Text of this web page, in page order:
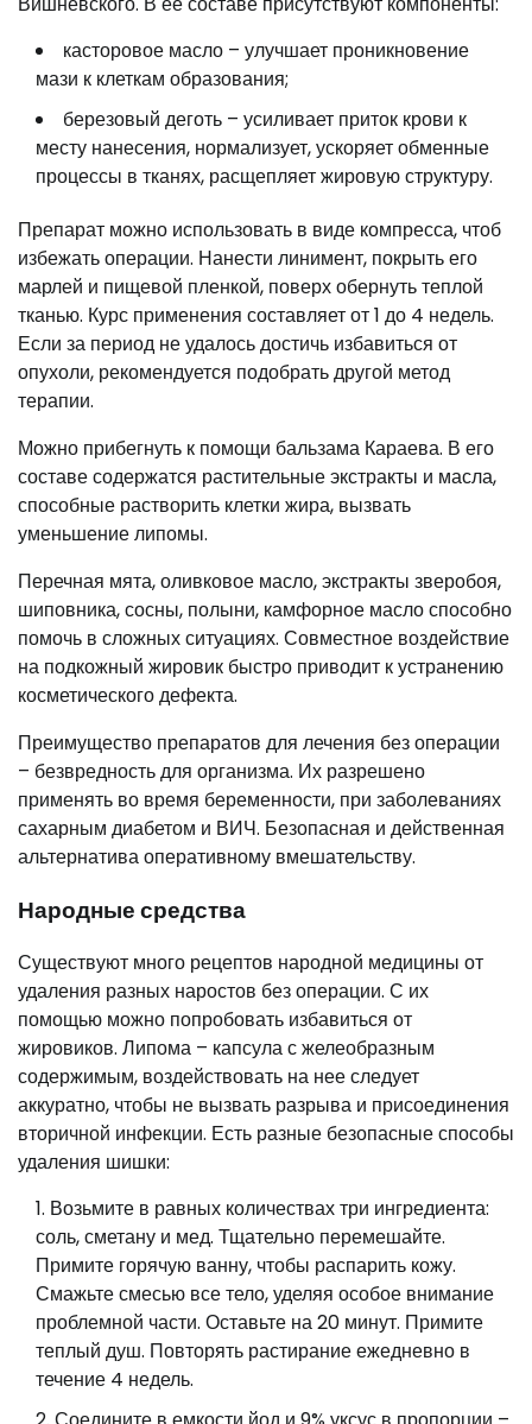
касторовое масло – улучшает проникновение
мази к клеткам образования;
березовый деготь – усиливает приток крови к
месту нанесения, нормализует, ускоряет обменные
процессы в тканях, расщепляет жировую структуру.
Препарат можно использовать в виде компресса, чтоб
избежать операции. Нанести линимент, покрыть его
марлей и пищевой пленкой, поверх обернуть теплой
тканью. Курс применения составляет от 1 до 4 недель.
Если за период не удалось достичь избавиться от
опухоли, рекомендуется подобрать другой метод
терапии.
Можно прибегнуть к помощи бальзама Караева. В его
составе содержатся растительные экстракты и масла,
способные растворить клетки жира, вызвать
уменьшение липомы.
Перечная мята, оливковое масло, экстракты зверобоя,
шиповника, сосны, полыни, камфорное масло способно
помочь в сложных ситуациях. Совместное воздействие
на подкожный жировик быстро приводит к устранению
косметического дефекта.
Преимущество препаратов для лечения без операции
– безвредность для организма. Их разрешено
применять во время беременности, при заболеваниях
сахарным диабетом и ВИЧ. Безопасная и действенная
альтернатива оперативному вмешательству.
Народные средства
Существуют много рецептов народной медицины от
удаления разных наростов без операции. С их
помощью можно попробовать избавиться от
жировиков. Липома – капсула с желеобразным
содержимым, воздействовать на нее следует
аккуратно, чтобы не вызвать разрыва и присоединения
вторичной инфекции. Есть разные безопасные способы
удаления шишки:
Возьмите в равных количествах три ингредиента:
соль, сметану и мед. Тщательно перемешайте.
Примите горячую ванну, чтобы распарить кожу.
Смажьте смесью все тело, уделяя особое внимание
проблемной части. Оставьте на 20 минут. Примите
теплый душ. Повторять растирание ежедневно в
течение 4 недель.